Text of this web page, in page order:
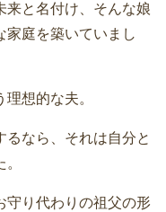
来と名付け、そんな娘
家庭を築いていまし
想的な夫。
るなら、それは自分と
守り代わりの祖父の形